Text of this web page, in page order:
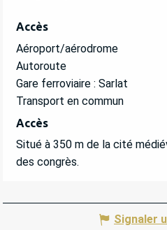
Accès
Accès
Aéroport/aérodrome
Autoroute
Gare ferroviaire : Sarlat
Transport en commun
Accès
Accès
Situé à 350 m de la cité
des congrès.
Signaler